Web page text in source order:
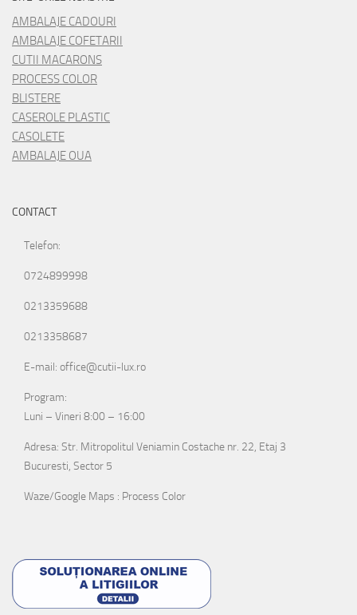
AMBALAJE CADOURI
AMBALAJE COFETARII
CUTII MACARONS
PROCESS COLOR
BLISTERE
CASEROLE PLASTIC
CASOLETE
AMBALAJE OUA
CONTACT
Telefon:
0724899998
0213359688
0213358687
E-mail: office@cutii-lux.ro
Program:
Luni – Vineri 8:00 – 16:00
Adresa: Str. Mitropolitul Veniamin Costache nr. 22, Etaj 3
Bucuresti, Sector 5
Waze/Google Maps : Process Color